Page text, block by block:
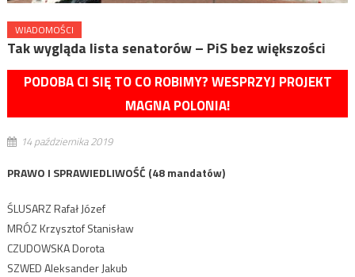
WIADOMOŚCI
Tak wygląda lista senatorów – PiS bez większości
PODOBA CI SIĘ TO CO ROBIMY? WESPRZYJ PROJEKT
MAGNA POLONIA!
14 października 2019
PRAWO I SPRAWIEDLIWOŚĆ (48 mandatów)
ŚLUSARZ Rafał Józef
MRÓZ Krzysztof Stanisław
CZUDOWSKA Dorota
SZWED Aleksander Jakub